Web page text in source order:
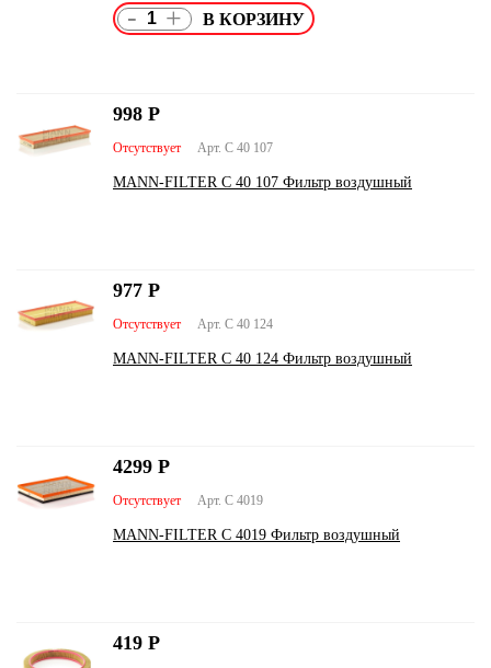
- +
Арт. C 40 107
Отсутствует
MANN-FILTER C 40 107 Фильтр воздушный
998 Р
Арт. C 40 124
Отсутствует
MANN-FILTER C 40 124 Фильтр воздушный
977 Р
Арт. C 4019
Отсутствует
MANN-FILTER C 4019 Фильтр воздушный
4299 Р
419 Р